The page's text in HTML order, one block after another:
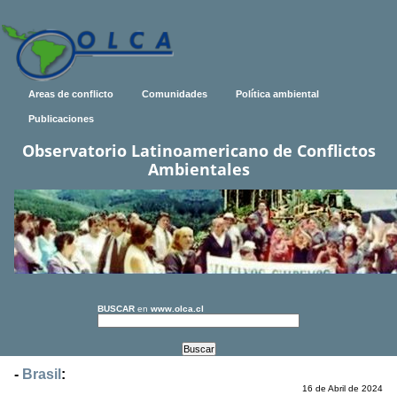
Areas de conflicto Comunidades Política ambiental
Publicaciones
Observatorio Latinoamericano de Conflictos
Ambientales
BUSCAR en www.olca.cl
- Brasil :
16 de Abril de 2024